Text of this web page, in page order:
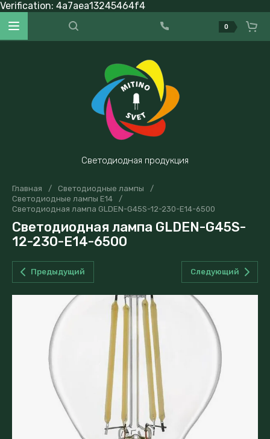
Verification: 4a7aea13245464f4
Светодиодная продукция
0
Главная / Светодиодные лампы
/
Светодиодные лампы E14
/
Светодиодная лампа GLDEN-G45S-12-230-E14-6500
Светодиодная лампа GLDEN-G45S-
12-230-E14-6500
Предыдущий Следующий